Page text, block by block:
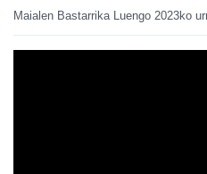
Maialen Bastarrika Luengo 2023ko